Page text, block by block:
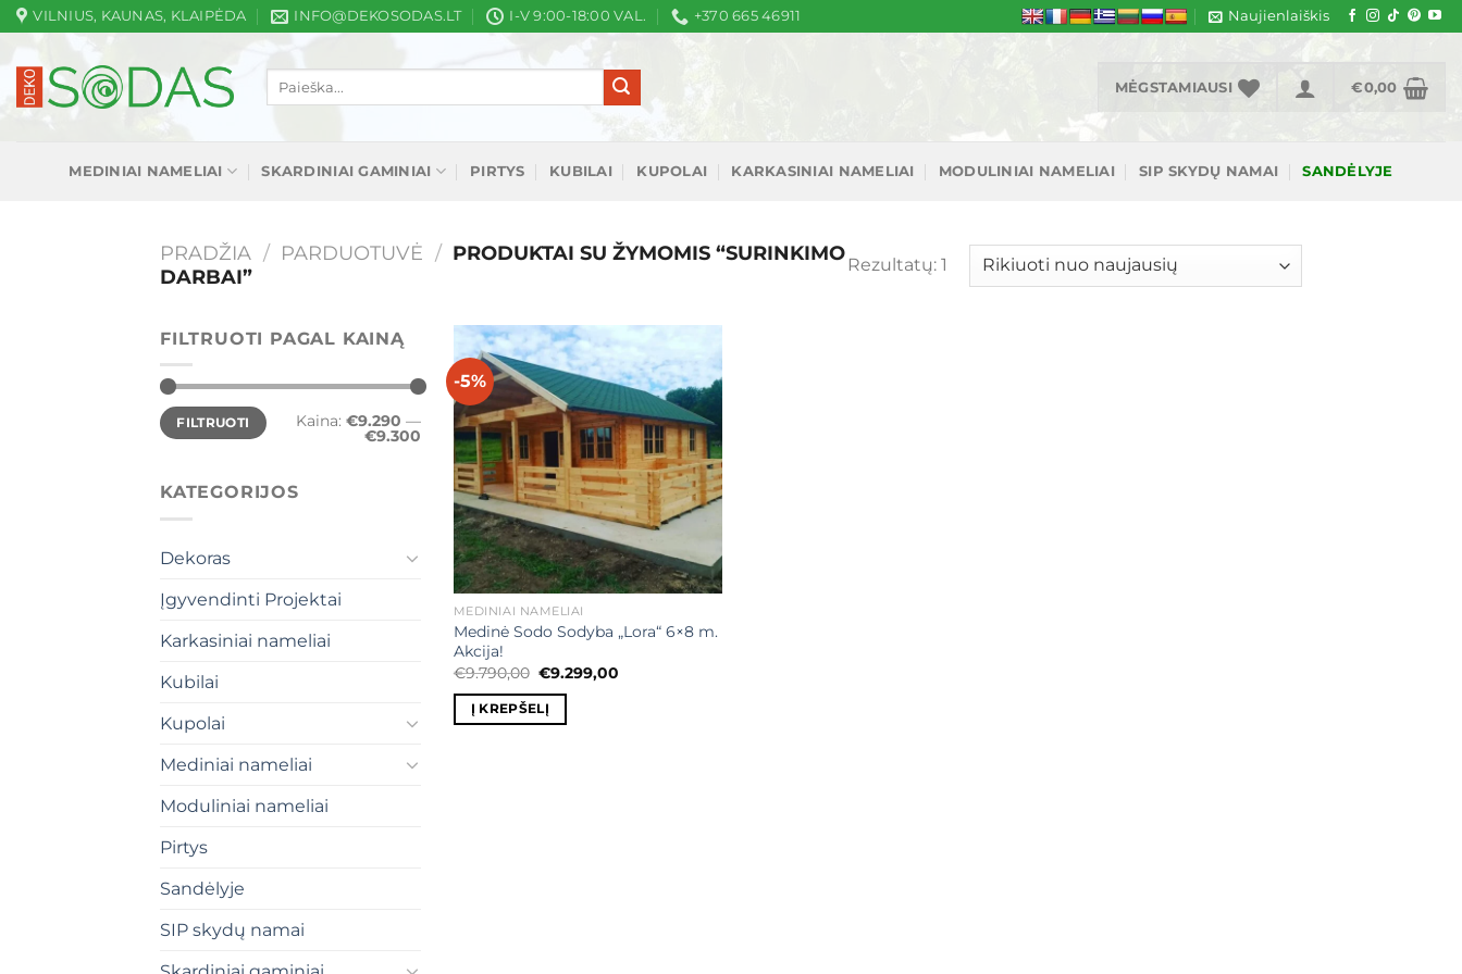
Skip
to
content
VILNIUS, KAUNAS, KLAIPĖDA INFO@DEKOSODAS.LT I-V 9:00-18:00 VAL. +370 665 46911 Naujienlaiškis
Ieškoti:
MĖGSTAMIAUSI €0,00
MEDINIAI NAMELIAI SKARDINIAI GAMINIAI PIRTYS KUBILAI KUPOLAI KARKASINIAI NAMELIAI MODULINIAI NAMELIAI SIP SKYDŲ NAMAI SANDĖLYJE
PRADŽIA / PARDUOTUVĖ / PRODUKTAI SU ŽYMOMIS “SURINKIMO
DARBAI”
Rezultatų: 1
FILTRUOTI PAGAL KAINĄ
Min
kaina
Maks
kaina
FILTRUOTI Kaina: €9.290 —
€9.300
KATEGORIJOS
Dekoras
Įgyvendinti Projektai
Karkasiniai nameliai
Kubilai
Kupolai
Mediniai nameliai
Moduliniai nameliai
Pirtys
Sandėlyje
SIP skydų namai
-5% Mėgstamiausias
MEDINIAI NAMELIAI
Medinė Sodo Sodyba „Lora“ 6×8 m.
Akcija!
€9.790,00 Original
was:
€9.790,00.
€9.299,00
Į KREPŠELĮ